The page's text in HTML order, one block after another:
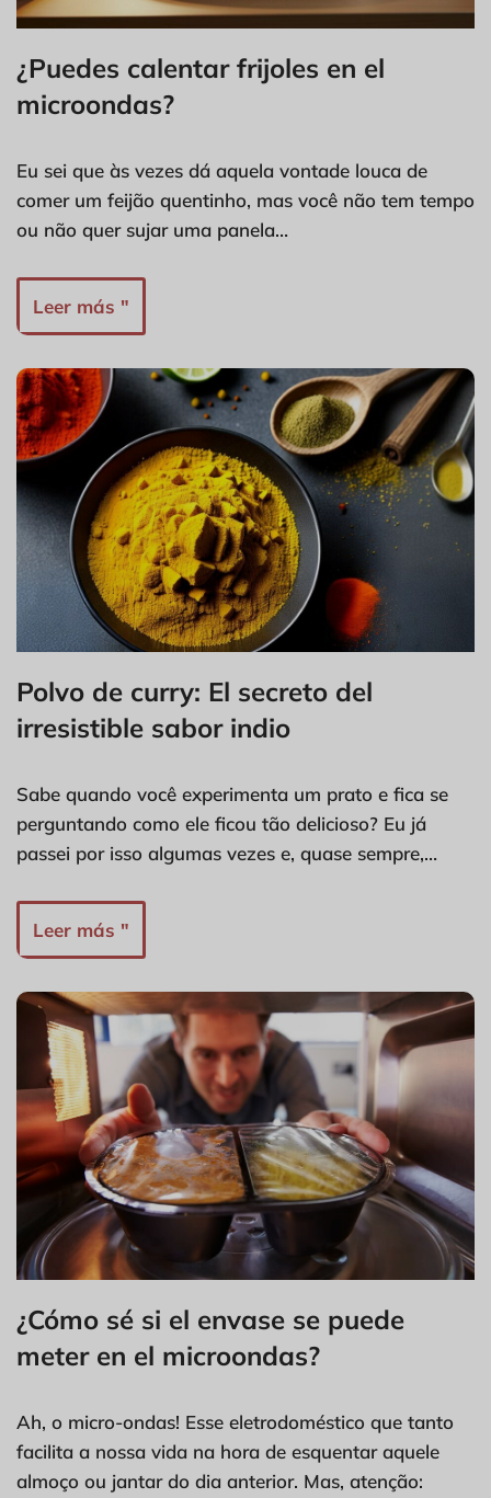
¿Puedes calentar frijoles en el
microondas?
Eu sei que às vezes dá aquela vontade louca de
comer um feijão quentinho, mas você não tem tempo
ou não quer sujar uma panela…
Leer más "
Polvo de curry: El secreto del
irresistible sabor indio
Sabe quando você experimenta um prato e fica se
perguntando como ele ficou tão delicioso? Eu já
passei por isso algumas vezes e, quase sempre,…
Leer más "
¿Cómo sé si el envase se puede
meter en el microondas?
Ah, o micro-ondas! Esse eletrodoméstico que tanto
facilita a nossa vida na hora de esquentar aquele
almoço ou jantar do dia anterior. Mas, atenção: